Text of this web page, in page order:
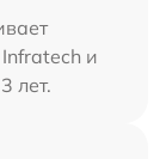
и
лет.